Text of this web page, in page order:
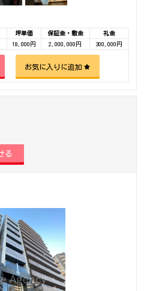
坪単価 保証金・敷金
礼金
18,000円 2,000,000円 300,000円
お気に入りに追加